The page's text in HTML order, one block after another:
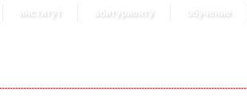
институт абитуриенту обучение